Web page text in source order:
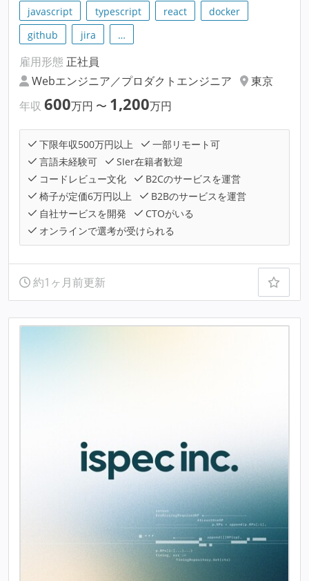
javascript typescript react
docker
github
jira …
雇用形態 正社員
Webエンジニア／プロダクトエンジニア
東京
年収 600万円 〜 1,200万円
下限年収500万円以上
一部リモート可
言語未経験可
SIer在籍者歓迎
コードレビュー文化
B2Cのサービスを運営
椅子が定価6万円以上
B2Bのサービスを運営
自社サービスを開発
CTOがいる
オンラインで選考が受けられる
約1ヶ月前更新